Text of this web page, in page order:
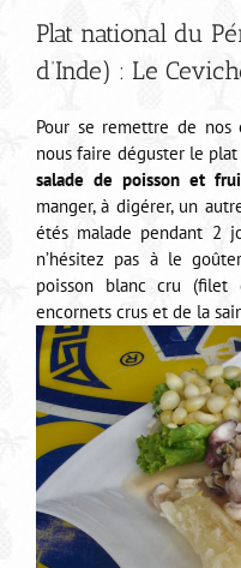
Plat national du
d’Inde) : Le
Pour se remettre de nos
nous faire déguster le
salade de poisson et
manger, à digérer, un
étés malade pendant 2
n’hésitez pas à le
poisson blanc cru (filet
encornets crus et de la